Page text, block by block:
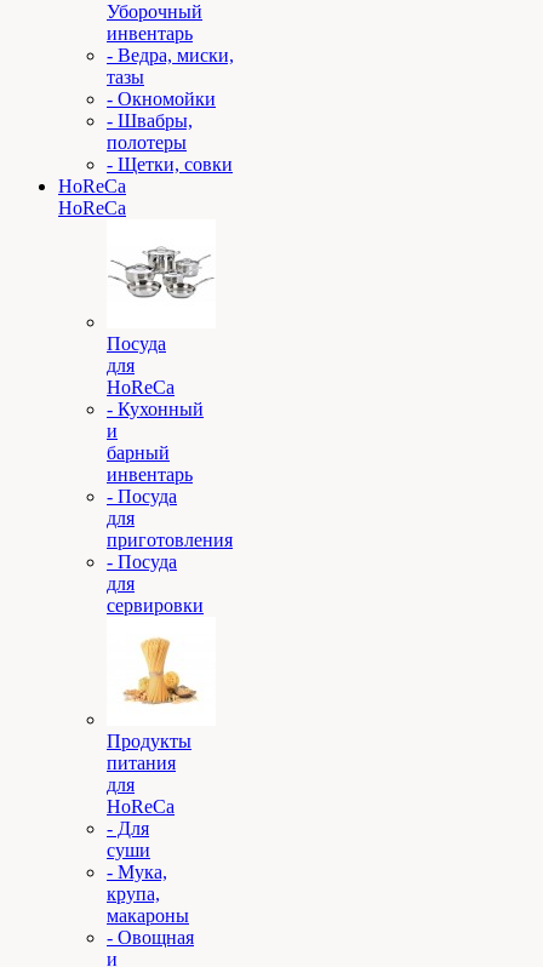
Уборочный
инвентарь
- Ведра, миски,
тазы
- Окномойки
- Швабры,
полотеры
- Щетки, совки
HoReCa
HoReCa
Посуда
для
HoReCa
- Кухонный
и
барный
инвентарь
- Посуда
для
приготовления
- Посуда
для
сервировки
Продукты
питания
для
HoReCa
- Для
суши
- Мука,
крупа,
макароны
- Овощная
и